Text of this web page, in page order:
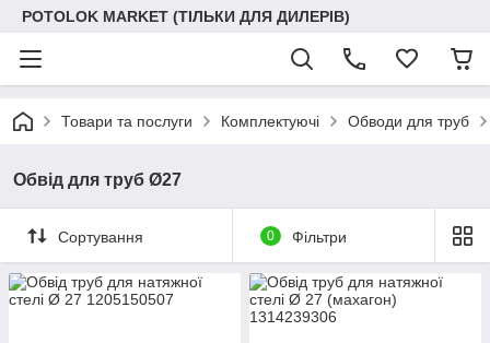
POTOLOK MARKET (ТІЛЬКИ ДЛЯ ДИЛЕРІВ)
Товари та послуги Комплектуючі Обводи для труб
Обвід для труб Ø27
Сортування 0 Фільтри